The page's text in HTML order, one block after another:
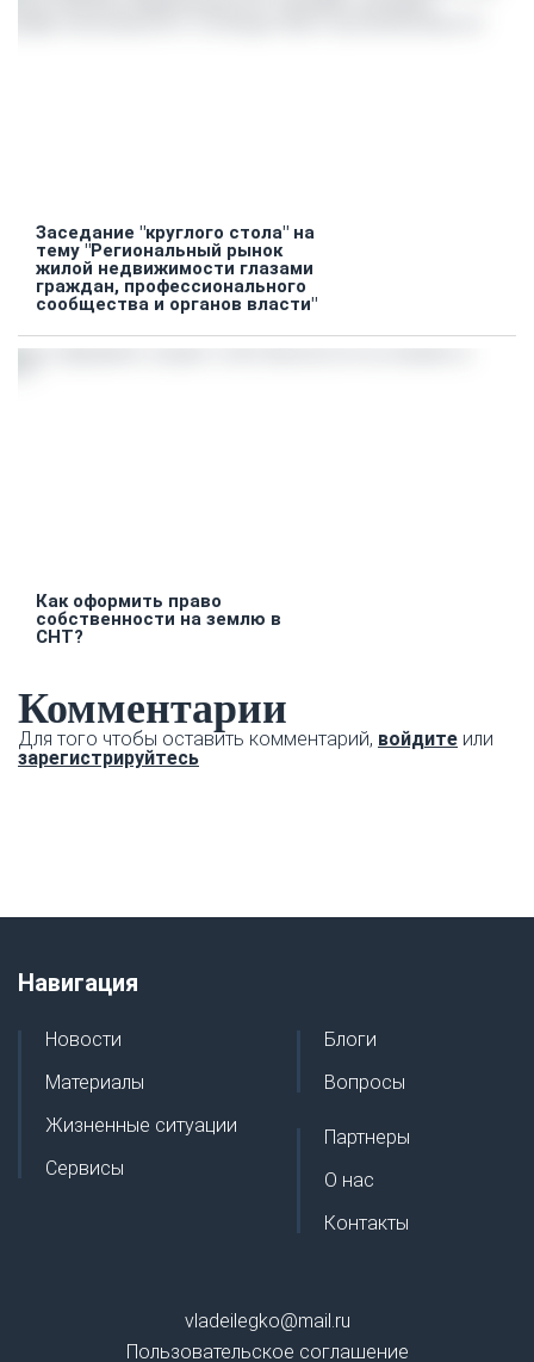
Заседание "круглого стола" на
тему "Региональный рынок
жилой недвижимости глазами
граждан, профессионального
сообщества и органов власти"
Как оформить право
собственности на землю в
СНТ?
Комментарии
Для того чтобы оставить комментарий, войдите или
зарегистрируйтесь
Навигация
Новости
Материалы
Жизненные ситуации
Сервисы
Блоги
Вопросы
Партнеры
О нас
Контакты
vladeilegko@mail.ru
Пользовательское соглашение